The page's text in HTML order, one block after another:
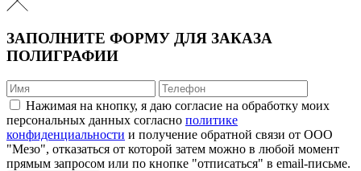
ЗАПОЛНИТЕ ФОРМУ ДЛЯ ЗАКАЗА
ПОЛИГРАФИИ
Нажимая на кнопку, я даю согласие на обработку моих
персональных данных согласно политике
конфиденциальности и получение обратной связи от ООО
"Мезо", отказаться от которой затем можно в любой момент
прямым запросом или по кнопке "отписаться" в email-письме.